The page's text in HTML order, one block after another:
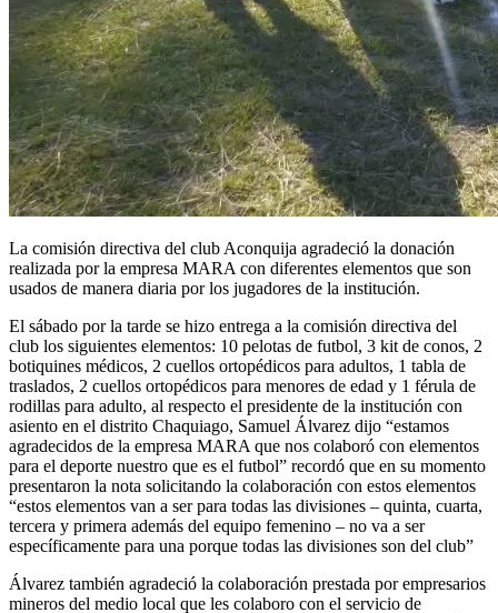
La comisión directiva del club Aconquija agradeció la donación
realizada por la empresa MARA con diferentes elementos que son
usados de manera diaria por los jugadores de la institución.
El sábado por la tarde se hizo entrega a la comisión directiva del
club los siguientes elementos: 10 pelotas de futbol, 3 kit de conos, 2
botiquines médicos, 2 cuellos ortopédicos para adultos, 1 tabla de
traslados, 2 cuellos ortopédicos para menores de edad y 1 férula de
rodillas para adulto, al respecto el presidente de la institución con
asiento en el distrito Chaquiago, Samuel Álvarez dijo “estamos
agradecidos de la empresa MARA que nos colaboró con elementos
para el deporte nuestro que es el futbol” recordó que en su momento
presentaron la nota solicitando la colaboración con estos elementos
“estos elementos van a ser para todas las divisiones – quinta, cuarta,
tercera y primera además del equipo femenino – no va a ser
específicamente para una porque todas las divisiones son del club”
Álvarez también agradeció la colaboración prestada por empresarios
mineros del medio local que les colaboro con el servicio de